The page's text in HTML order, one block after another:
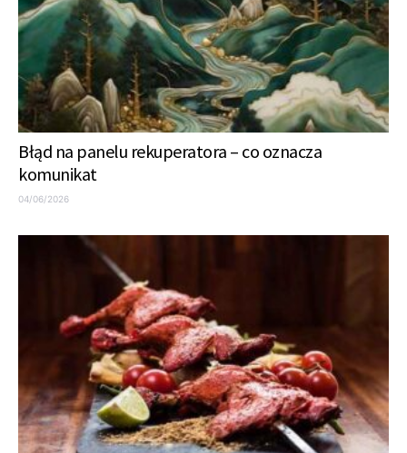
Błąd na panelu rekuperatora – co oznacza
komunikat
04/06/2026